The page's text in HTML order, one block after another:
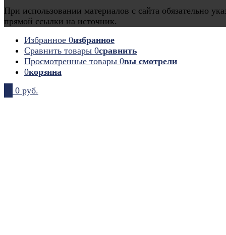
При использовании материалов с сайта обязательно
прямой ссылки на источник.
Избранное 0избранное
Сравнить товары 0сравнить
Просмотренные товары 0вы смотрели
0корзина
0 руб.